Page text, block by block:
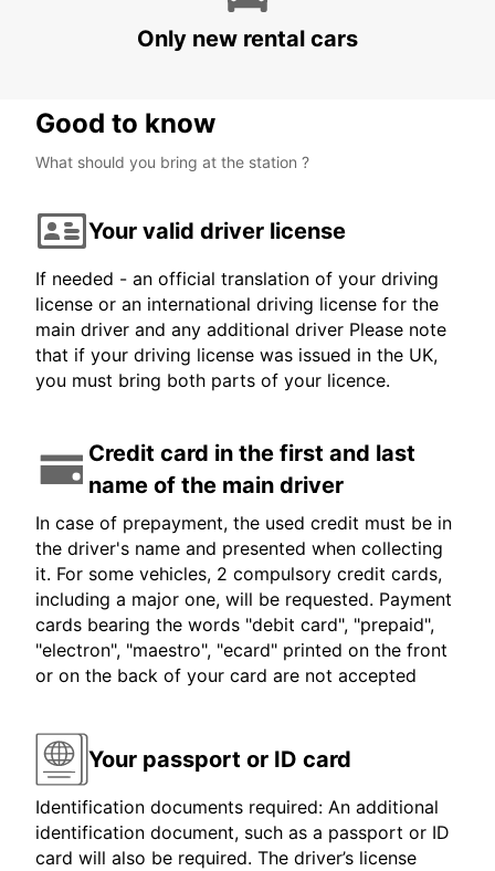
Only new rental cars
Good to know
What should you bring at the station ?
Your valid driver license
If needed - an official translation of your driving
license or an international driving license for the
main driver and any additional driver Please note
that if your driving license was issued in the UK,
you must bring both parts of your licence.
Credit card in the first and last
name of the main driver
In case of prepayment, the used credit must be in
the driver's name and presented when collecting
it. For some vehicles, 2 compulsory credit cards,
including a major one, will be requested. Payment
cards bearing the words "debit card", "prepaid",
"electron", "maestro", "ecard" printed on the front
or on the back of your card are not accepted
Your passport or ID card
Identification documents required: An additional
identification document, such as a passport or ID
card will also be required. The driver’s license